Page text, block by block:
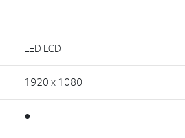
LED LCD
1920 x 1080
●